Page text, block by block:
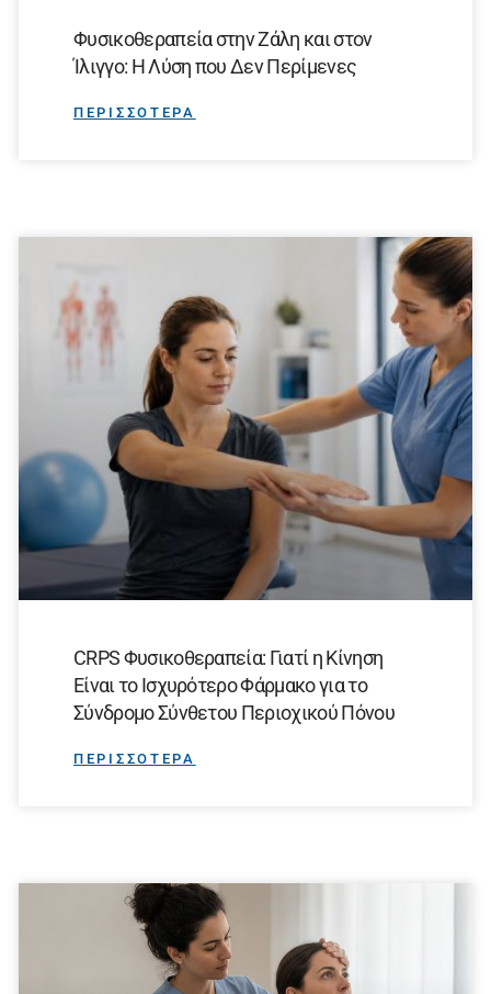
Φυσικοθεραπεία στην Ζάλη και στον
Ίλιγγο: Η Λύση που Δεν Περίμενες
ΠΕΡΙΣΣΟΤΕΡΑ
CRPS Φυσικοθεραπεία: Γιατί η Κίνηση
Είναι το Ισχυρότερο Φάρμακο για το
Σύνδρομο Σύνθετου Περιοχικού Πόνου
ΠΕΡΙΣΣΟΤΕΡΑ